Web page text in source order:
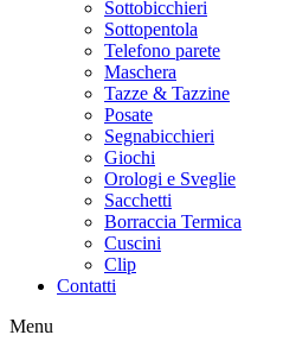
Sottobicchieri
Sottopentola
Telefono parete
Maschera
Tazze & Tazzine
Posate
Segnabicchieri
Giochi
Orologi e Sveglie
Sacchetti
Borraccia Termica
Cuscini
Clip
Contatti
Menu